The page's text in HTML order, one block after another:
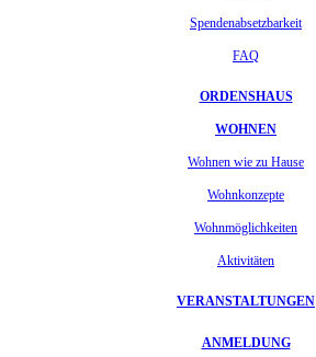
Spendenabsetzbarkeit
FAQ
ORDENSHAUS
WOHNEN
Wohnen wie zu Hause
Wohnkonzepte
Wohnmöglichkeiten
Aktivitäten
VERANSTALTUNGEN
ANMELDUNG